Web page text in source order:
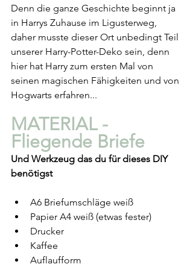
Denn die ganze Geschichte beginnt ja
in Harrys Zuhause im Ligusterweg,
daher musste dieser Ort unbedingt Teil
unserer Harry-Potter-Deko sein, denn
hier hat Harry zum ersten Mal von
seinen magischen Fähigkeiten und von
Hogwarts erfahren...
MATERIAL -
Fliegende Briefe
Und Werkzeug das du für dieses DIY
benötigst
A6 Briefumschläge weiß
Papier A4 weiß (etwas fester)
Drucker
Kaffee
Auflaufform